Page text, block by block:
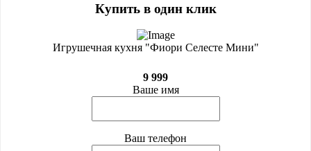
Купить в один клик
Игрушечная кухня "Фиори Селесте Мини"
9 999
Ваше имя
Ваш телефон